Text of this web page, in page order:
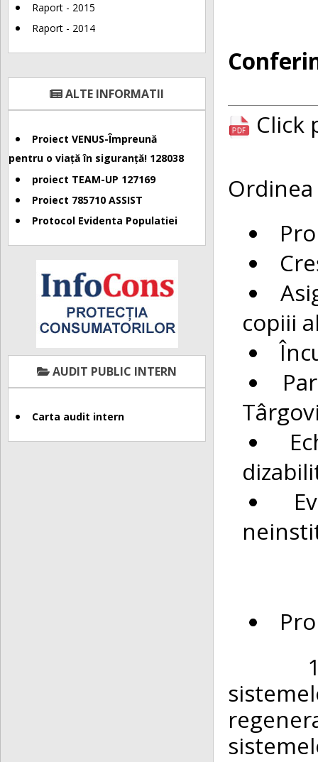
Raport - 2015
Raport - 2014
ALTE INFORMATII
Proiect VENUS-Împreună
pentru o viață în siguranță! 128038
proiect TEAM-UP 127169
Proiect 785710 ASSIST
Protocol Evidenta Populatiei
AUDIT PUBLIC INTERN
Carta audit intern
Click
Ordinea
copiii
1.